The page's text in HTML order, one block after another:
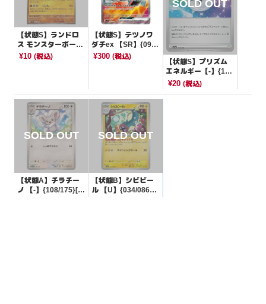
【状態S】ランドロ
ス モンスターボール
ミラー【R】{056/08
¥10 (税込)
【状態S】テツノワ
ダチex 【SR】{096/
078}[SV1V]
¥300(税込)
【状態S】プリズム
エネルギー【-】{19
2/193}[M2a]
¥20 (税込)
【状態A】チラチー
ノ 【-】{108/175}[S
【状態B】シビビー
ル 【U】{034/086}